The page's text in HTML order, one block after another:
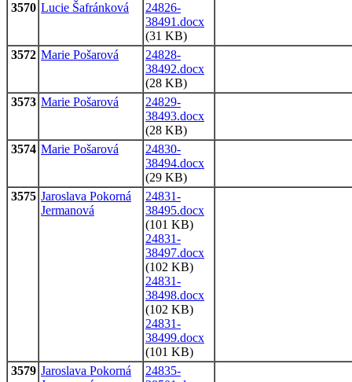
3570 Lucie Šafránková
24826-
38491.docx
(31 KB)
3572 Marie Pošarová
24828-
38492.docx
(28 KB)
3573 Marie Pošarová
24829-
38493.docx
(28 KB)
3574 Marie Pošarová
24830-
38494.docx
(29 KB)
3575 Jaroslava Pokorná
Jermanová
24831-
38495.docx
(101 KB)
24831-
38497.docx
(102 KB)
24831-
38498.docx
(102 KB)
24831-
38499.docx
(101 KB)
3579 Jaroslava Pokorná
24835-